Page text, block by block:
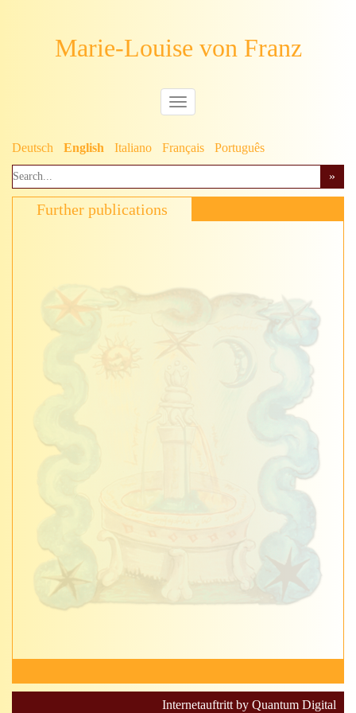
Marie-Louise von Franz
Deutsch English Italiano Français Português
Further publications
Internetauftritt by Quantum Digital